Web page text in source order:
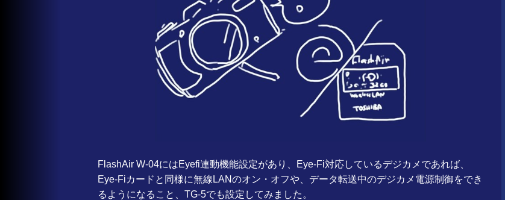
FlashAir W-04にはEyefi連動機能設定があり、Eye-Fi対応しているデジカメであれば、
Eye-Fiカードと同様に無線LANのオン・オフや、データ転送中のデジカメ電源制御をでき
るようになること、TG-5でも設定してみました。